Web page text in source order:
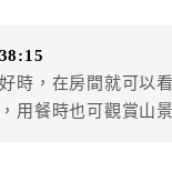
限原訂飯店）
額。（限原訂飯店）
(保留住房)
時，在房間就可以
用餐時也可觀賞山景